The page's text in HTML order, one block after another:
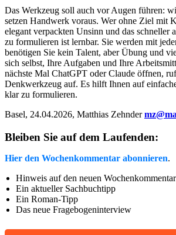
Das Werkzeug soll auch vor Augen führen:
setzen Handwerk voraus. Wer ohne Ziel mit
elegant verpackten Unsinn und das schneller
zu formulieren ist lernbar. Sie werden mit
benötigen Sie kein Talent, aber Übung und
sich selbst, Ihre Aufgaben und Ihre
nächste Mal ChatGPT oder Claude öffnen,
Denkwerkzeug auf. Es hilft Ihnen auf
klar zu formulieren.
Basel, 24.04.2026, Matthias Zehnder
Bleiben Sie auf dem Laufenden:
Hier den Wochenkommentar abonnieren.
Hinweis auf den neuen Wochenkommentar
Ein aktueller Sachbuchtipp
Ein Roman-Tipp
Das neue Fragebogeninterview